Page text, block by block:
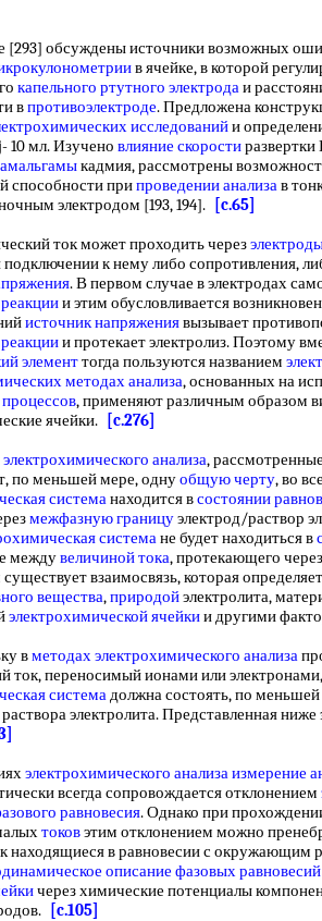
обсуждены источники возможных
в ячейке, в которой
капельного ртутного электродаи
впротивоэлектроде. Предложена
исследованийи
10 мл. Изучено влияние скоростиразвертки
кадмия, рассмотрены
способности припроведении анализав
электродом [193, 194].
[c.65]
ток может проходить через
подключении к нему либо сопротивления,
. В первом случае в электродах
и этим обусловливается
источник напряжениявызывает
и протекает электролиз. Поэтому
элементтогда пользуются названием
методах анализа, основанных на
, применяют различным образом
ячейки.
[c.276]
анализа,
по меньшей мере, однуобщую черту, во
системанаходится всостоянии
межфазную границуэлектрод/раствор
системане будет находиться в
междувеличинойтока, протекающего
взаимосвязь, которая
вещества,природойэлектролита,
электрохимической ячейкии другими
вметодах электрохимического анализа
ток, переносимый ионами или
системадолжна состоять, по меньшей
электролита. Представленная
электрохимического анализаизмерение
всегда сопровождается отклонением
равновесия. Однако при
токовэтим отклонением можно
находящиеся в равновесии с окружающим
описание фазовых равновесий
через химические потенциалы
[c.105]